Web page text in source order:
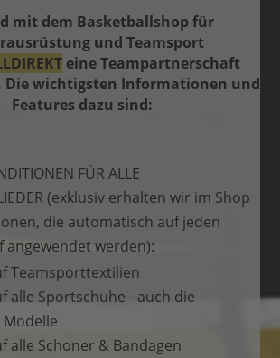
mit dem Basketballshop für
und Teamsport
eine Teampartnerschaft
Die wichtigsten Informationen und
Features dazu sind:
FÜR ALLE
(exklusiv erhalten wir im Shop
die automatisch auf jeden
angewendet werden):
Teamsporttextilien
alle Sportschuhe - auch die
alle Schoner & Bandagen